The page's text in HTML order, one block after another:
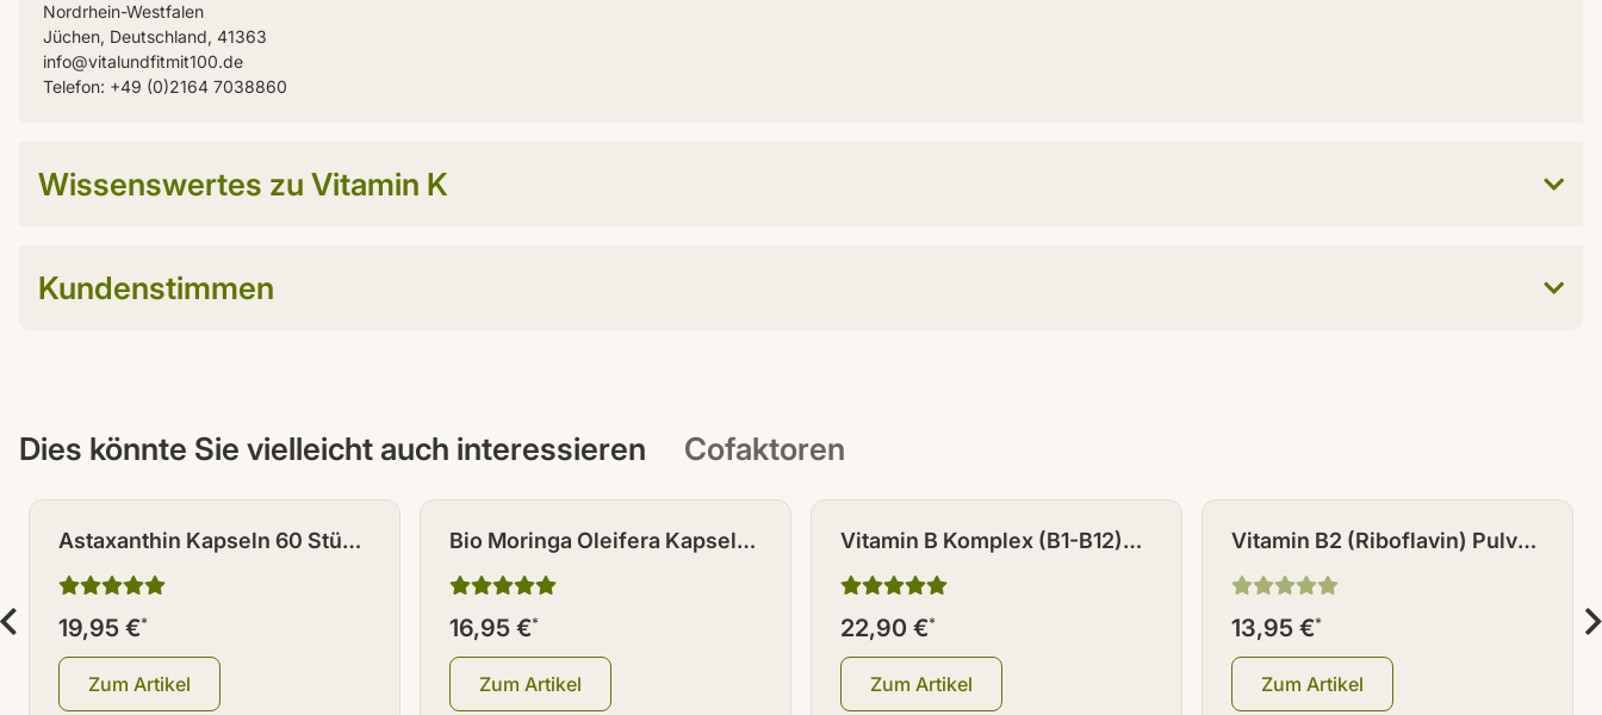
Nordrhein-Westfalen
Jüchen, Deutschland, 41363
info@vitalundfitmit100.de
Telefon: +49 (0)2164 7038860
Wissenswertes zu Vitamin K
Kundenstimmen
Dies könnte Sie vielleicht auch interessieren Cofaktoren
Astaxanthin Kapseln 60 Stück
à 4 mg
19,95 €*
Zum Artikel
Bio Moringa Oleifera Kapseln
100 Stück
16,95 €*
Zum Artikel
Vitamin B Komplex (B1-B12)
Kapseln 60 Stück
22,90 €*
Zum Artikel
Vitamin B2 (Riboflavin) Pulver
30 g
13,95 €*
Zum Artikel